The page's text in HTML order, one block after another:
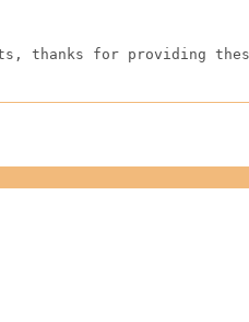
thanks for providing